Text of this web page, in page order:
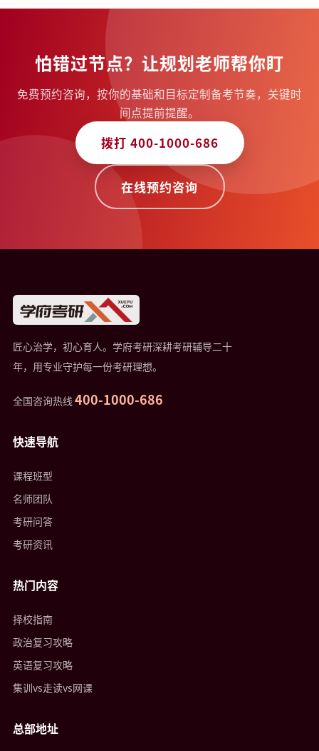
怕错过节点？让规划老师帮你盯
免费预约咨询，按你的基础和目标定制备考节奏，关键时
间点提前提醒。
拨打 400-1000-686
在线预约咨询
匠心治学，初心育人。学府考研深耕考研辅导二十
年，用专业守护每一份考研理想。
全国咨询热线400-1000-686
快速导航
课程班型
名师团队
考研问答
考研资讯
热门内容
择校指南
政治复习攻略
英语复习攻略
集训vs走读vs网课
总部地址